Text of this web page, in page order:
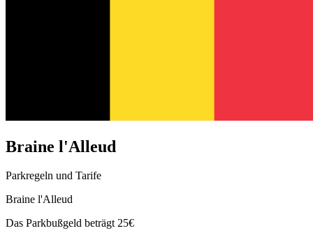
Braine l'Alleud
Parkregeln und Tarife
Braine l'Alleud
Das Parkbußgeld beträgt 25€